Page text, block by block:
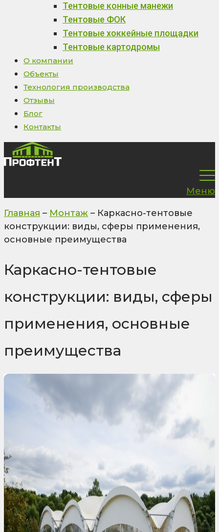
Тентовые конные манежи
Тентовые ФОК
Тентовые хоккейные площадки
Тентовые картодромы
О компании
Объекты
Технология производства
Отзывы
Блог
Контакты
Меню
Главная – Монтаж – Каркасно-тентовые
конструкции: виды, сферы применения,
основные преимущества
Каркасно-тентовые
конструкции: виды, сферы
применения, основные
преимущества